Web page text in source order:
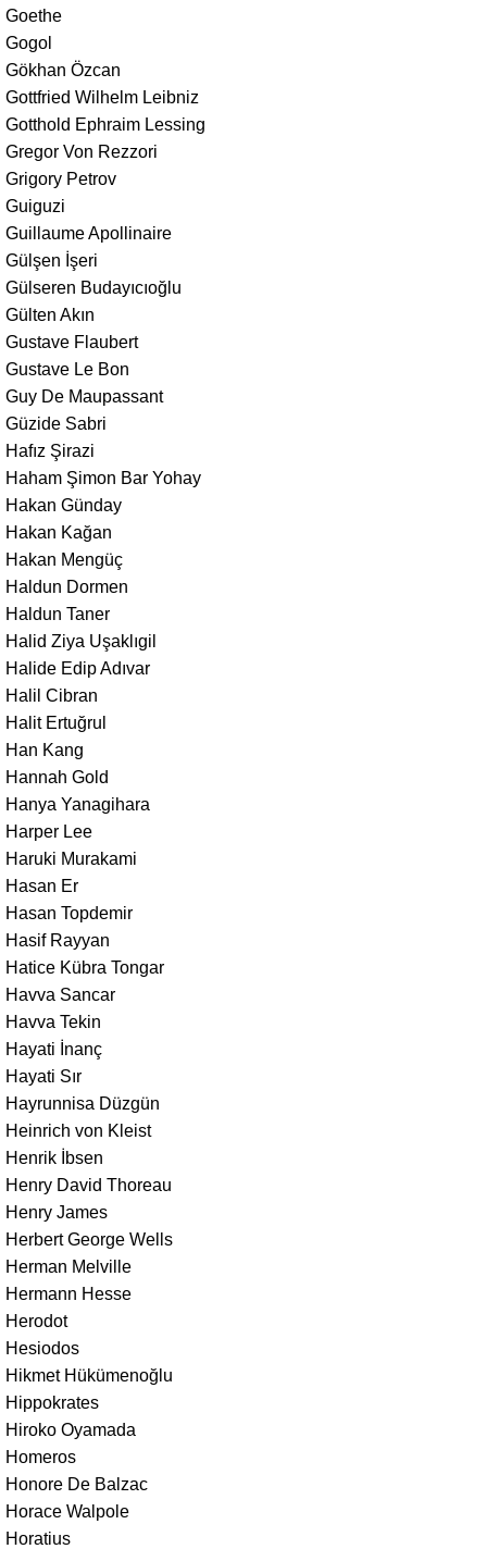
Goethe
Gogol
Gökhan Özcan
Gottfried Wilhelm Leibniz
Gotthold Ephraim Lessing
Gregor Von Rezzori
Grigory Petrov
Guiguzi
Guillaume Apollinaire
Gülşen İşeri
Gülseren Budayıcıoğlu
Gülten Akın
Gustave Flaubert
Gustave Le Bon
Guy De Maupassant
Güzide Sabri
Hafız Şirazi
Haham Şimon Bar Yohay
Hakan Günday
Hakan Kağan
Hakan Mengüç
Haldun Dormen
Haldun Taner
Halid Ziya Uşaklıgil
Halide Edip Adıvar
Halil Cibran
Halit Ertuğrul
Han Kang
Hannah Gold
Hanya Yanagihara
Harper Lee
Haruki Murakami
Hasan Er
Hasan Topdemir
Hasif Rayyan
Hatice Kübra Tongar
Havva Sancar
Havva Tekin
Hayati İnanç
Hayati Sır
Hayrunnisa Düzgün
Heinrich von Kleist
Henrik İbsen
Henry David Thoreau
Henry James
Herbert George Wells
Herman Melville
Hermann Hesse
Herodot
Hesiodos
Hikmet Hükümenoğlu
Hippokrates
Hiroko Oyamada
Homeros
Honore De Balzac
Horace Walpole
Horatius